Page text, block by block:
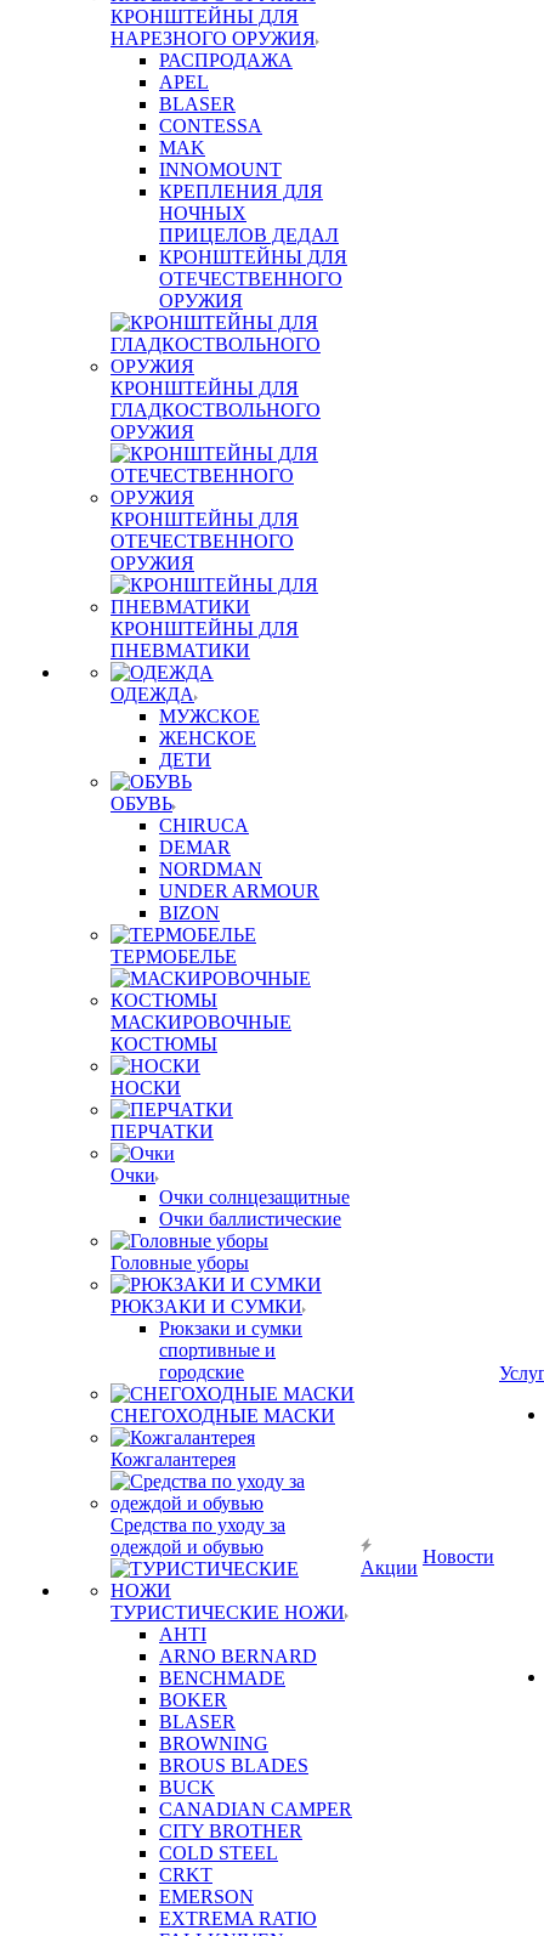
КРОНШТЕЙНЫ ДЛЯ
НАРЕЗНОГО ОРУЖИЯ
РАСПРОДАЖА
APEL
BLASER
CONTESSA
MAK
INNOMOUNT
КРЕПЛЕНИЯ ДЛЯ
НОЧНЫХ
ПРИЦЕЛОВ ДЕДАЛ
КРОНШТЕЙНЫ ДЛЯ
ОТЕЧЕСТВЕННОГО
ОРУЖИЯ
КРОНШТЕЙНЫ ДЛЯ
ГЛАДКОСТВОЛЬНОГО
ОРУЖИЯ
КРОНШТЕЙНЫ ДЛЯ
ОТЕЧЕСТВЕННОГО
ОРУЖИЯ
КРОНШТЕЙНЫ ДЛЯ
ПНЕВМАТИКИ
ОДЕЖДА
МУЖСКОЕ
ЖЕНСКОЕ
ДЕТИ
ОБУВЬ
CHIRUCA
DEMAR
NORDMAN
UNDER ARMOUR
BIZON
ТЕРМОБЕЛЬЕ
МАСКИРОВОЧНЫЕ
КОСТЮМЫ
НОСКИ
ПЕРЧАТКИ
Очки
Очки солнцезащитные
Очки баллистические
Головные уборы
РЮКЗАКИ И СУМКИ
Рюкзаки и сумки
спортивные и
городские
СНЕГОХОДНЫЕ МАСКИ
Кожгалантерея
Средства по уходу за
одеждой и обувью
ТУРИСТИЧЕСКИЕ НОЖИ
AHTI
ARNO BERNARD
BENCHMADE
BOKER
BLASER
BROWNING
BROUS BLADES
BUCK
CANADIAN CAMPER
CITY BROTHER
COLD STEEL
CRKT
EMERSON
EXTREMA RATIO
Акции
Новости